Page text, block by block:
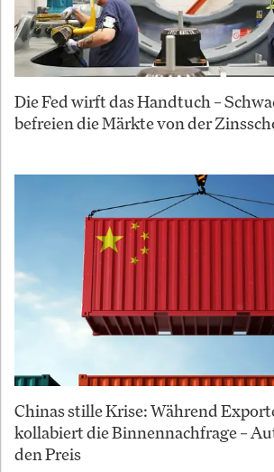
Die Fed wirft das Handtuch –
befreien die Märkte von der
Chinas stille Krise: Während
kollabiert die Binnennachfrage –
den Preis